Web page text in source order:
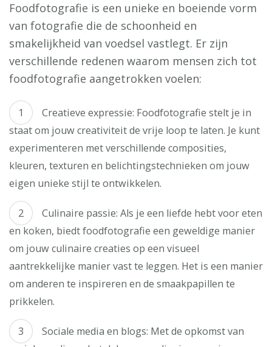
Foodfotografie is een unieke en boeiende vorm
van fotografie die de schoonheid en
smakelijkheid van voedsel vastlegt. Er zijn
verschillende redenen waarom mensen zich tot
foodfotografie aangetrokken voelen:
Creatieve expressie: Foodfotografie stelt je in
staat om jouw creativiteit de vrije loop te laten. Je kunt
experimenteren met verschillende composities,
kleuren, texturen en belichtingstechnieken om jouw
eigen unieke stijl te ontwikkelen.
Culinaire passie: Als je een liefde hebt voor eten
en koken, biedt foodfotografie een geweldige manier
om jouw culinaire creaties op een visueel
aantrekkelijke manier vast te leggen. Het is een manier
om anderen te inspireren en de smaakpapillen te
prikkelen.
Sociale media en blogs: Met de opkomst van